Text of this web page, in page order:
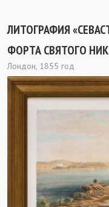
ЛИТОГРАФИЯ
ФОРТА СВЯТОГО
Лондон, 1855 год